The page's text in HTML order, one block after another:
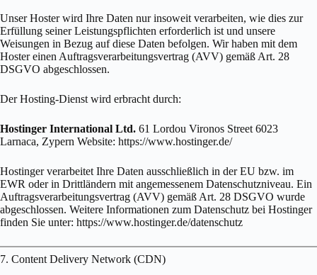
Unser Hoster wird Ihre Daten nur insoweit verarbeiten, wie dies zur
Erfüllung seiner Leistungspflichten erforderlich ist und unsere
Weisungen in Bezug auf diese Daten befolgen. Wir haben mit dem
Hoster einen Auftragsverarbeitungsvertrag (AVV) gemäß Art. 28
DSGVO abgeschlossen.
Der Hosting-Dienst wird erbracht durch:
Hostinger International Ltd. 61 Lordou Vironos Street 6023
Larnaca, Zypern Website: https://www.hostinger.de/
Hostinger verarbeitet Ihre Daten ausschließlich in der EU bzw. im
EWR oder in Drittländern mit angemessenem Datenschutzniveau. Ein
Auftragsverarbeitungsvertrag (AVV) gemäß Art. 28 DSGVO wurde
abgeschlossen. Weitere Informationen zum Datenschutz bei Hostinger
finden Sie unter: https://www.hostinger.de/datenschutz
7. Content Delivery Network (CDN)